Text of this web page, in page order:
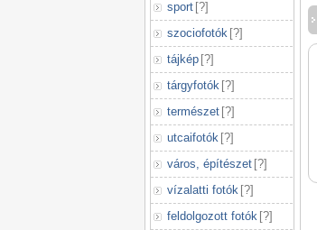
sport [?]
szociofotók [?]
tájkép [?]
tárgyfotók [?]
természet [?]
utcaifotók [?]
város, építészet [?]
vízalatti fotók [?]
feldolgozott fotók [?]